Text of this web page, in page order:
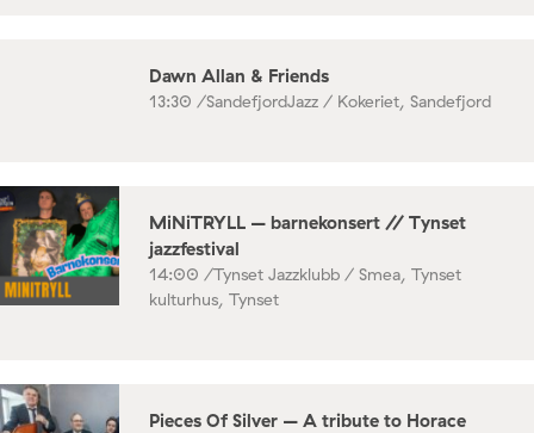
Dawn Allan & Friends
13:30 /SandefjordJazz / Kokeriet, Sandefjord
MiNiTRYLL – barnekonsert // Tynset
jazzfestival
14:00 /Tynset Jazzklubb / Smea, Tynset
kulturhus, Tynset
Pieces Of Silver – A tribute to Horace